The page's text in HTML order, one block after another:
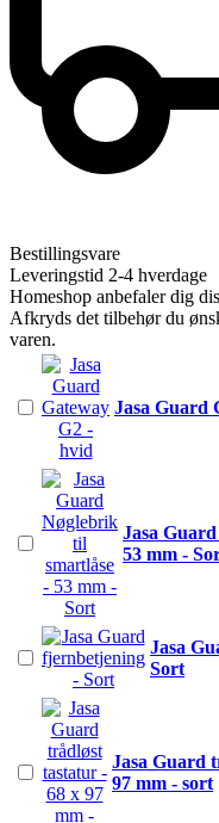
Bestillingsvare
Leveringstid 2-4 hverdage
Homeshop anbefaler dig
Afkryds det tilbehør du
varen.
Jasa Guard
Jasa
53 mm -
Jasa
Sort
Jasa Guard
97 mm - sort